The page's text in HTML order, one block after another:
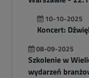
10-10-2025
Koncert:
08-09-2025
Szkolenie w
wydarzeń